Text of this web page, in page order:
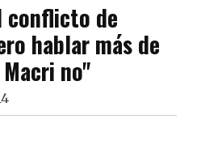
conflicto de
hablar más de
no"